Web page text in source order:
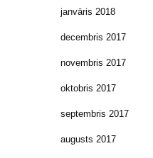
janvāris 2018
decembris 2017
novembris 2017
oktobris 2017
septembris 2017
augusts 2017